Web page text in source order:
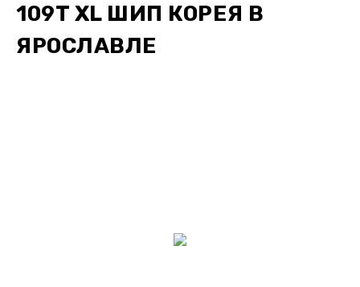
109T XL ШИП КОРЕЯ В
ЯРОСЛАВЛЕ